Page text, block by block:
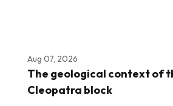
Aug 07, 2026
The geological context of
Cleopatra block